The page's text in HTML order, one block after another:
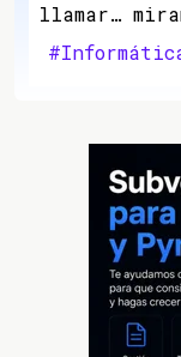
llamar…